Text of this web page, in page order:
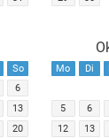
So
6
13
20
Mo Di
5
6
12
13